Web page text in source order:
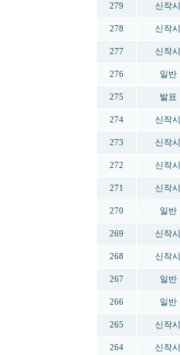
279 신작시
278 신작시
277 신작시
276 일반
275 발표
274 신작시
273 신작시
272 신작시
271 신작시
270 일반
269 신작시
268 신작시
267 일반
266 일반
265 신작시
264 신작시